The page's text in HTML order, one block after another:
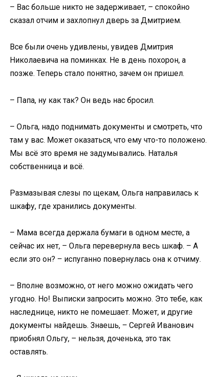
– Вас больше никто не задерживает, – спокойно
сказал отчим и захлопнул дверь за Дмитрием.
Все были очень удивлены, увидев Дмитрия
Николаевича на поминках. Не в день похорон, а
позже. Теперь стало понятно, зачем он пришел.
– Папа, ну как так? Он ведь нас бросил.
– Ольга, надо поднимать документы и смотреть, что
там у вас. Может оказаться, что ему что-то положено.
Мы всё это время не задумывались. Наталья
собственница и всё.
Размазывая слезы по щекам, Ольга направилась к
шкафу, где хранились документы.
– Мама всегда держала бумаги в одном месте, а
сейчас их нет, – Ольга перевернула весь шкаф. – А
если это он? – испуганно повернулась она к отчиму.
– Вполне возможно, от него можно ожидать чего
угодно. Но! Выписки запросить можно. Это тебе, как
наследнице, никто не помешает. Может, и другие
документы найдешь. Знаешь, – Сергей Иванович
приобнял Ольгу, – нельзя, доченька, это так
оставлять.